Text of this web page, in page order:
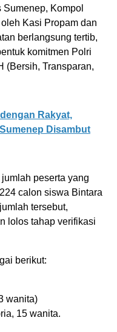
Kompol
Kasi Propam dan
berlangsung tertib,
komitmen Polri
(Bersih, Transparan,
Rakyat,
Disambut
peserta yang
calon siswa Bintara
tersebut,
lolos tahap verifikasi
berikut:
wanita)
15 wanita.